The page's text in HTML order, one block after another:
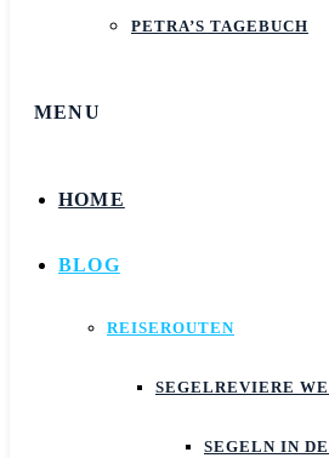
PETRA’S TAGEBUCH
MENU
HOME
BLOG
REISEROUTEN
SEGELREVIERE
SEGELN IN